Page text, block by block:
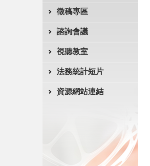
徵稿專區
諮詢會議
視聽教室
法務統計短片
資源網站連結